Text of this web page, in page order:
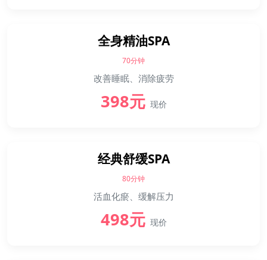
全身精油SPA
70分钟
改善睡眠、消除疲劳
398元 现价
经典舒缓SPA
80分钟
活血化瘀、缓解压力
498元 现价